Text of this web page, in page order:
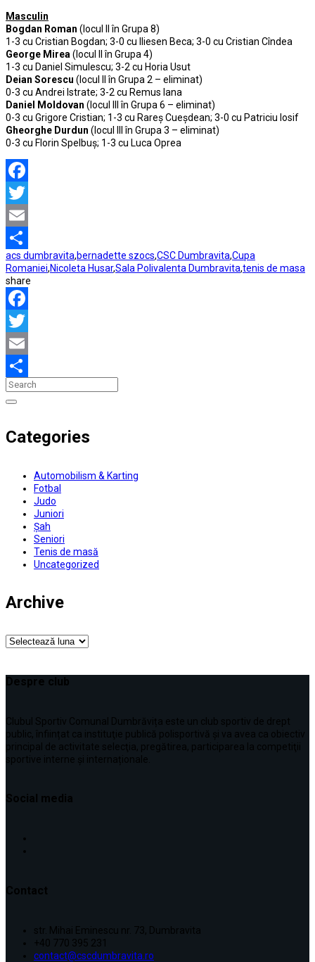
Masculin
Bogdan Roman (locul II în Grupa 8)
1-3 cu Cristian Bogdan; 3-0 cu Iliesen Beca; 3-0 cu Cristian Cîndea
George Mirea (locul II în Grupa 4)
1-3 cu Daniel Simulescu; 3-2 cu Horia Usut
Deian Sorescu (locul II în Grupa 2 – eliminat)
0-3 cu Andrei Istrate; 3-2 cu Remus Iana
Daniel Moldovan (locul III în Grupa 6 – eliminat)
0-3 cu Grigore Cristian; 1-3 cu Rareș Cueșdean; 3-0 cu Patriciu Iosif
Gheorghe Durdun (locul III în Grupa 3 – eliminat)
0-3 cu Florin Spelbuș; 1-3 cu Luca Oprea
Facebook
Twitter
Email
Partajează
acs dumbravita,bernadette szocs,CSC Dumbravita,Cupa
Romaniei,Nicoleta Husar,Sala Polivalenta Dumbravita,tenis de masa
share
Facebook
Twitter
Email
Partajează
Categories
Automobilism & Karting
Fotbal
Judo
Juniori
Șah
Seniori
Tenis de masă
Uncategorized
Archive
Archive
Despre club
Clubul Sportiv Comunal Dumbrăvița este un club sportiv de drept
public, înființat ca instituţie publică polisportivă și va avea ca obiectiv
principal de activitate selecţia, pregătirea, participarea la competiţii
sportive interne şi internaționale.
Social media
Contact
str. Mihai Eminescu nr. 73, Dumbravita
+40 770 395 231
contact@cscdumbravita.ro